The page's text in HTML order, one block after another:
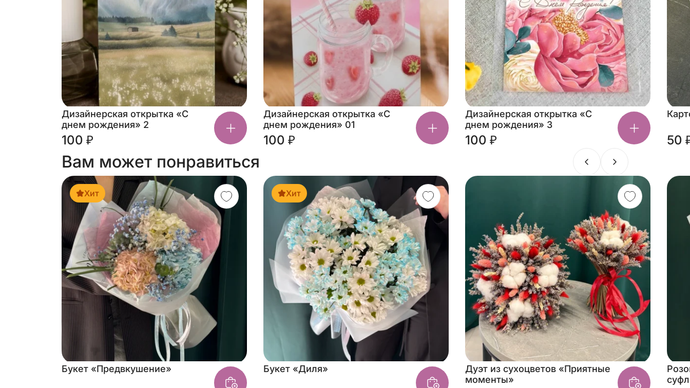
Дизайнерская открытка «С
днем рождения» 2
100 ₽
Дизайнерская открытка «С
днем рождения» 01
100 ₽
Дизайнерская открытка «С
днем рождения» 3
100 ₽ 50
Вам может понравиться
Хит
Букет «Предвкушение»
Хит
Букет «Диля»
Дуэт из сухоцветов «Приятные
моменты»